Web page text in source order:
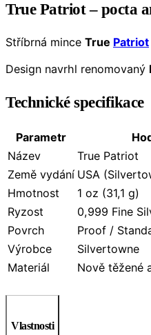
True Patriot – pocta
Stříbrná mince True Patriot
Design navrhl renomovaný
Technické specifikace
Parametr
Název
True Patriot
Země vydání USA
Hmotnost
1 oz (31,1 g)
Ryzost
0,999 Fine
Povrch
Proof /
Výrobce
Silvertowne
Materiál
Nově těžené
Vlastnosti